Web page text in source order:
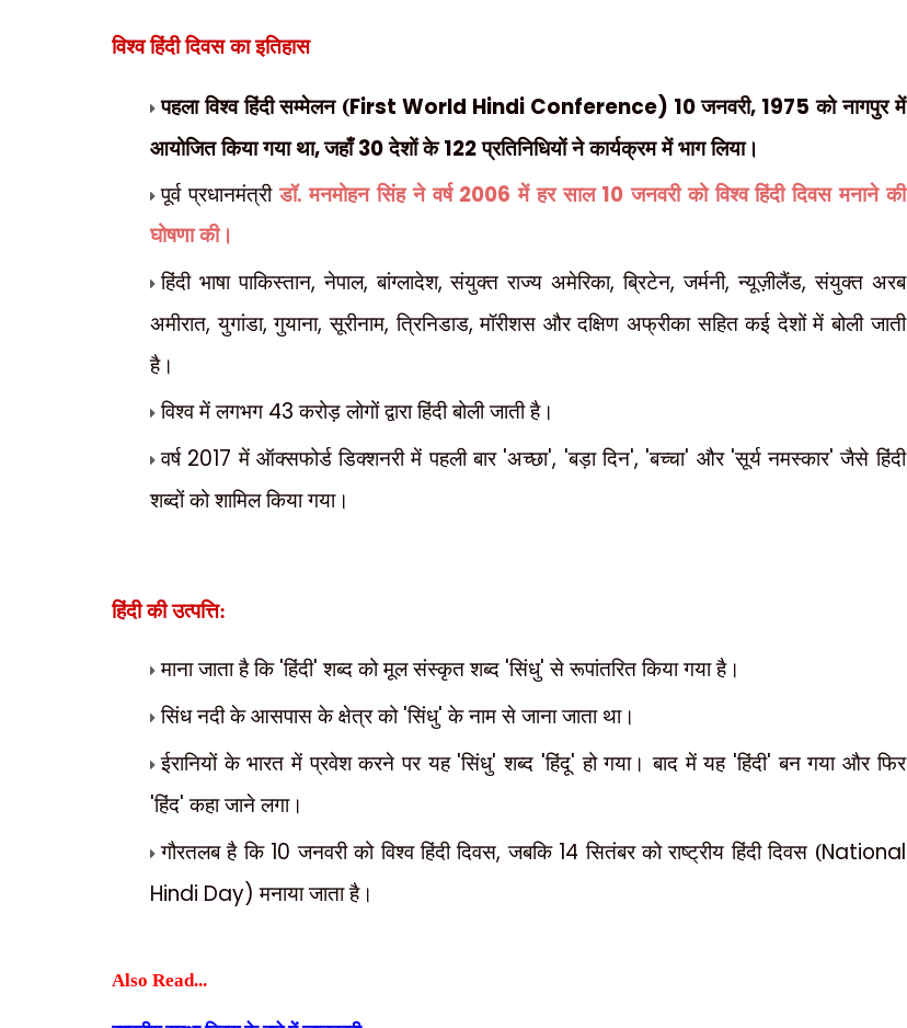
विश्व हिंदी दिवस का इतिहास
पहला विश्व हिंदी सम्मेलन (First World Hindi Conference) 10जनवरी, 1975 को नागपुर में
आयोजित किया गया था,जहाँ30देशों के122प्रतिनिधियों ने कार्यक्रम में भाग लिया।
पूर्व प्रधानमंत्रीडॉ. मनमोहन सिंह ने वर्ष 2006 में हर साल 10 जनवरी को विश्व हिंदी दिवस मनाने की
घोषणा की।
हिंदी भाषा पाकिस्तान,नेपाल,बांग्लादेश,संयुक्त राज्य अमेरिका,ब्रिटेन,जर्मनी,न्यूज़ीलैंड,संयुक्त अरब
अमीरात,युगांडा,गुयाना,सूरीनाम,त्रिनिडाड,मॉरीशस और दक्षिण अफ्रीका सहित कई देशों में बोली जाती
है।
विश्व में लगभग 43 करोड़ लोगों द्वारा हिंदी बोली जाती है।
वर्ष 2017 में ऑक्‍सफोर्ड डिक्‍शनरी में पहली बार 'अच्छा', 'बड़ा दिन', 'बच्चा' और 'सूर्य नमस्कार'जैसे हिंदी
शब्‍दों को शामिल किया गया।
हिंदी की उत्पत्ति:
माना जाता है कि 'हिंदी'शब्द को मूल संस्कृत शब्द 'सिंधु'से रूपांतरित किया गया है।
सिंध नदी के आसपास के क्षेत्र को 'सिंधु'के नाम से जाना जाता था।
ईरानियों के भारत में प्रवेश करने पर यह 'सिंधु'शब्द 'हिंदू'हो गया। बाद में यह 'हिंदी'बन गया और फिर
'हिंद'कहा जाने लगा।
गौरतलब है कि 10 जनवरी को विश्व हिंदी दिवस,जबकि 14 सितंबर को राष्ट्रीय हिंदी दिवस (National
Hindi Day)मनाया जाता है।
Also Read...